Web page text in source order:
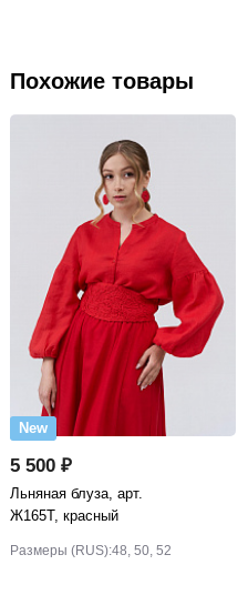
Похожие товары
New
5 500 ₽
Льняная блуза, арт.
Ж165Т, красный
Размеры (RUS):48, 50, 52